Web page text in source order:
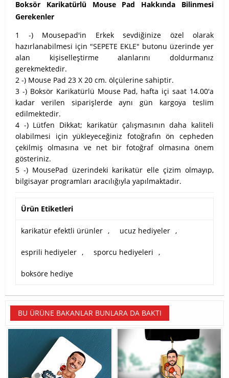
Boksör Karikatürlü Mouse Pad Hakkında Bilinmesi
Gerekenler
1 -) Mousepad'in Erkek sevdiğinize özel olarak
hazırlanabilmesi için "SEPETE EKLE" butonu üzerinde yer
alan kişiselleştirme alanlarını doldurmanız
gerekmektedir.
2 -) Mouse Pad 23 X 20 cm. ölçülerine sahiptir.
3 -) Boksör Karikatürlü Mouse Pad, hafta içi saat 14.00'a
kadar verilen siparişlerde aynı gün kargoya teslim
edilmektedir.
4 -) Lütfen Dikkat; karikatür çalışmasının daha kaliteli
olabilmesi için yükleyeceğiniz fotoğrafın ön cepheden
çekilmiş olmasına ve net bir fotoğraf olmasına önem
gösteriniz.
5 -) MousePad üzerindeki karikatür elle çizim olmayıp,
bilgisayar programları aracılığıyla yapılmaktadır.
Ürün Etiketleri
karikatür efektli ürünler , ucuz hediyeler ,
esprili hediyeler , sporcu hediyeleri ,
boksöre hediye
BU ÜRÜNE BAKANLAR BUNLARA DA BAKTI